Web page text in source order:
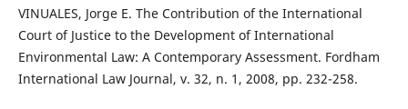
VINUALES, Jorge E. The Contribution of the International
Court of Justice to the Development of International
Environmental Law: A Contemporary Assessment. Fordham
International Law Journal, v. 32, n. 1, 2008, pp. 232-258.